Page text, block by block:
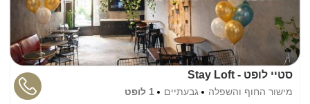
סטיי לופט - Stay Loft
מישור החוף והשפלה גבעתיים 1 לופט